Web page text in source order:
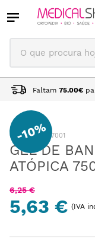
O que procura
Faltam 75.00€
-10%
:VD153107001
GEL DE
ATÓPICA
6,25 €
5,63 € (IVA